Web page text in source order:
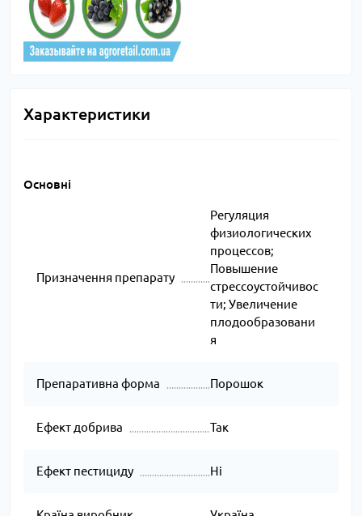
Характеристики
Основні
Призначення препарату
Регуляция
физиологических
процессов;
Повышение
стрессоустойчивос
ти; Увеличение
плодообразовани
я
Препаративна форма Порошок
Ефект добрива Так
Ефект пестициду Ні